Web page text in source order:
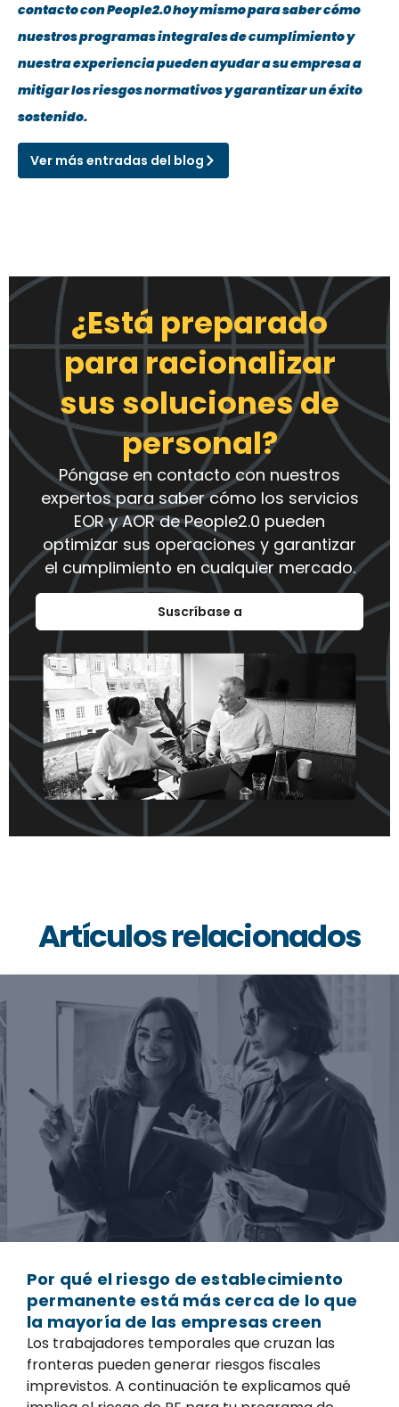
contacto con People2.0 hoy mismo para saber cómo
nuestros programas integrales de cumplimiento y
nuestra experiencia pueden ayudar a su empresa a
mitigar los riesgos normativos y garantizar un éxito
sostenido.
Ver más entradas del blog
¿Está preparado
para racionalizar
sus soluciones de
personal?
Póngase en contacto con nuestros
expertos para saber cómo los servicios
EOR y AOR de People2.0 pueden
optimizar sus operaciones y garantizar
el cumplimiento en cualquier mercado.
Suscríbase a
Artículos relacionados
Por qué el riesgo de establecimiento
permanente está más cerca de lo que
la mayoría de las empresas creen
Los trabajadores temporales que cruzan las
fronteras pueden generar riesgos fiscales
imprevistos. A continuación te explicamos qué